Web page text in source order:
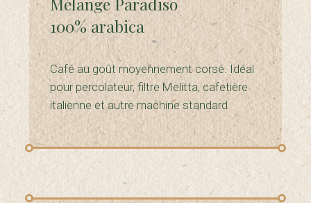
100% arabica
Café au goût moyennement corsé. Idéal
pour percolateur, filtre Melitta, cafetière
italienne et autre machine standard